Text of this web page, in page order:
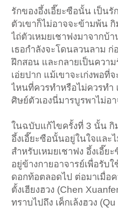
รักของอึ้งเอี๊ยะซือนั้น เป็น
ตัวเขาก็ไม่อาจจะข้ามพ้น กิ
ไถ่ตัวเหมยเชาฟงมาจากบ้
เธอกำลังจะโดนลวนลาม ก่
ฝึกสอน และกลายเป็นความ
เอ่ยปาก แม้เขาจะเก่งพอที่
ไหนที่ควรทำหรือไม่ควรทำ
ศิษย์ตัวเองนี่มารบูรพาไม่อ
ในฉบับแก้ไขครั้งที่ 3 นั้น กิ
อึ้งเอี๊ยะซือนั้นอยู่ในใจและ
สำหรับเหมยเชาฟง อึ้งเอี๊ย
อยู่ข้างกายอาจารย์เพื่อรับใ
ดอกท้อตลอดไป ต่อมาเมื่อ
ตั้งเฮียงฮวง (Chen
ทราบไปถึง เค็กเล้งฮวง